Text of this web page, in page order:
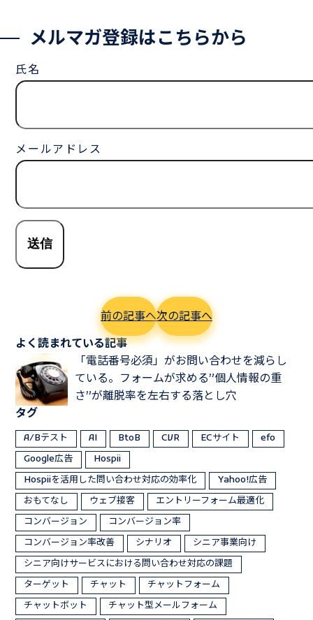
メルマガ登録はこちらから
氏名
メールアドレス
前の記事へ次の記事へ
よく読まれている記事
「電話番号必須」がお問い合わせを減らし
ている。フォームが求める”個人情報の重
さ”が離脱率を左右する落とし穴
タグ
A/Bテスト AI BtoB CVR ECサイト
efo
Google広告
Hospii
Hospiiを活用した問い合わせ対応の効率化
Yahoo!広告
おもてなし
ウェブ接客
エントリーフォーム最適化
コンバージョン
コンバージョン率
コンバージョン率改善
シナリオ
シニア事業向け
シニア向けサービスにおける問い合わせ対応の課題
ターゲット
チャット
チャットフォーム
チャットボット
チャット型メールフォーム